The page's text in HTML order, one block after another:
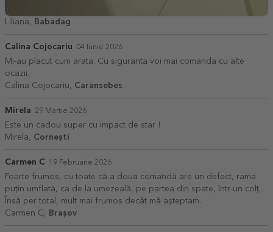
Liliana, Babadag
Calina Cojocariu 04 Iunie 2026
Mi-au placut cum arata. Cu siguranta voi mai comanda cu alte
ocazii.
Calina Cojocariu, Caransebes
Mirela 29 Martie 2026
Este un cadou super cu impact de star !
Mirela, Cornești
Carmen C 19 Februarie 2026
Foarte frumos, cu toate că a doua comandă are un defect, rama
puțin umflată, ca de la umezeală, pe partea din spate, într-un colț.
Însă per total, mult mai frumos decât mă așteptam.
Carmen C,
Brașov